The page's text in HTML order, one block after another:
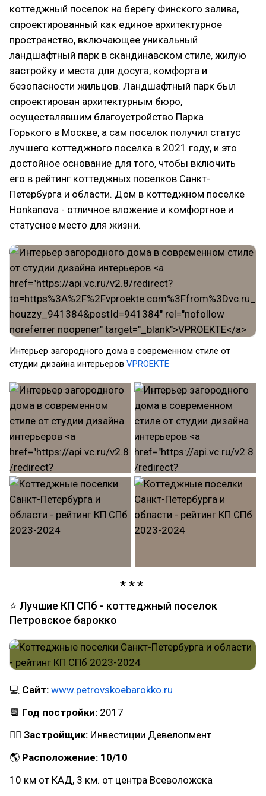
коттеджный поселок на берегу Финского залива,
спроектированный как единое архитектурное
пространство, включающее уникальный
ландшафтный парк в скандинавском стиле, жилую
застройку и места для досуга, комфорта и
безопасности жильцов. Ландшафтный парк был
спроектирован архитектурным бюро,
осуществлявшим благоустройство Парка
Горького в Москве, а сам поселок получил статус
лучшего коттеджного поселка в 2021 году, и это
достойное основание для того, чтобы включить
его в рейтинг коттеджных поселков Санкт-
Петербурга и области. Дом в коттеджном поселке
Honkanova - отличное вложение и комфортное и
статусное место для жизни.
Интерьер загородного дома в современном стиле от
студии дизайна интерьеров VPROEKTE
⭐ Лучшие КП СПб - коттеджный поселок
Петровское барокко
💻 Сайт: www.petrovskoebarokko.ru
📆 Год постройки: 2017
👷‍♂ Застройщик: Инвестиции Девелопмент
🌎 Расположение: 10/10
10 км от КАД, 3 км. от центра Всеволожска